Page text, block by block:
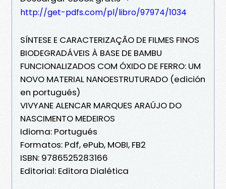
http://get-pdfs.com/pl/libro/97974/1034
SÍNTESE E CARACTERIZAÇÃO DE FILMES FINOS
BIODEGRADÁVEIS À BASE DE BAMBU
FUNCIONALIZADOS COM ÓXIDO DE FERRO: UM
NOVO MATERIAL NANOESTRUTURADO (edición
en portugués)
VIVYANE ALENCAR MARQUES ARAÚJO DO
NASCIMENTO MEDEIROS
Idioma: Portugués
Formatos: Pdf, ePub, MOBI, FB2
ISBN: 9786525283166
Editorial: Editora Dialética